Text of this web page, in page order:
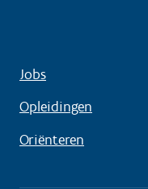
Jobs
Opleidingen
Oriënteren